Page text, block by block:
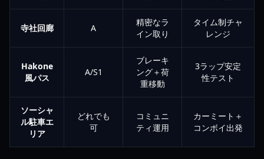
寺社回廊 A
精密なラ
イン取り
タイム制チャ
レンジ
Hakone
風パス
A/S1
ブレーキ
ング＋荷
重移動
3ラップ安定
性テスト
ソーシャ
ル駐車エ
リア
どれでも
可
コミュニ
ティ運用
カーミート＋
コンボイ出発